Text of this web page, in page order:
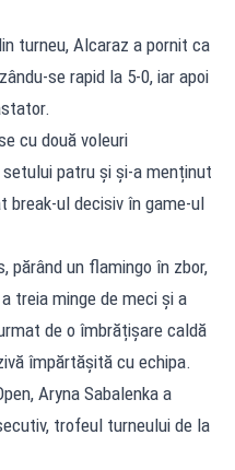
turneu, Alcaraz a pornit ca
se rapid la 5-0, iar apoi
cu două voleuri
patru și și-a menținut
break-ul decisiv în game-ul
părând un flamingo în zbor,
treia minge de meci și a
de o îmbrățișare caldă
împărtășită cu echipa.
Aryna Sabalenka a
trofeul turneului de la